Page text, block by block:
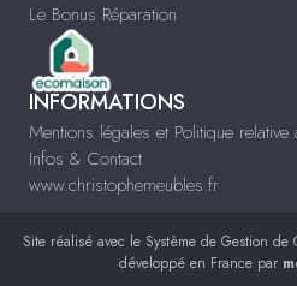
Le Bonus Réparation
INFORMATIONS
Mentions légales et Politique relative
Infos & Contact
www.christophemeubles.fr
Site réalisé avec le Système de Gestion de
développé en France par